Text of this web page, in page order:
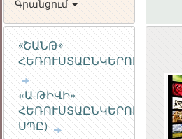
Գրանցում
«ՇԱՆԹ»
ՀԵՌՈՒՍՏԱԸՆԿԵՐՈՒԹՅՈՒՆ
«Ա-ԹԻՎԻ»
ՀԵՌՈՒՍՏԱԸՆԿԵՐՈՒԹՅՈՒՆ
ՍՊԸ)